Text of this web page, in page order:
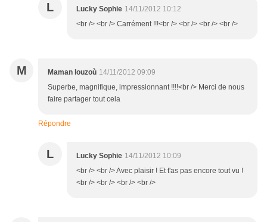
L Lucky Sophie 14/11/2012 10:12
<br /> <br /> Carrément !!!<br /> <br /> <br /> <br />
M Maman louzoù 14/11/2012 09:09
Superbe, magnifique, impressionnant !!!!<br /> Merci de nous
faire partager tout cela
Répondre
L Lucky Sophie 14/11/2012 10:09
<br /> <br /> Avec plaisir ! Et t'as pas encore tout vu !
<br /> <br /> <br /> <br />